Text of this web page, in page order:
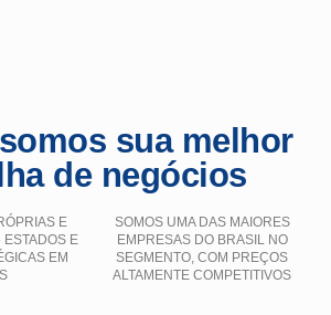
sua melhor
de negócios
E
ESTADOS E
EM
SOMOS UMA DAS MAIORES
EMPRESAS DO BRASIL NO
SEGMENTO, COM PREÇOS
ALTAMENTE COMPETITIVOS